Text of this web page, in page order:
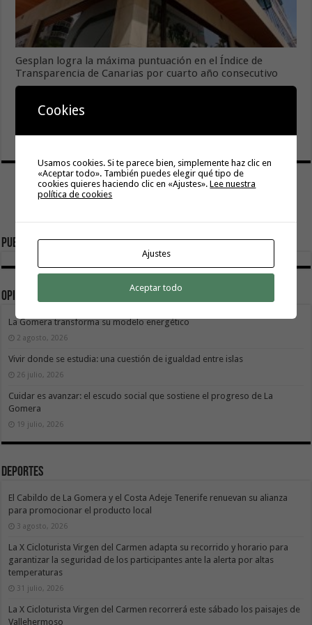
Gesplan logra la máxima puntuación en el Índice de
Transparencia de Canarias por cuarto año consecutivo
6 agosto, 2026
El Gobierno canario concede ayudas del POSEICAN-Pesca
al sector por valor de 7,09 M€ tras aumentar las cuantías
6 agosto, 2026
Publicidad
Opinión
La Gomera transforma su modelo energético
2 agosto, 2026
Vivir donde se estudia: una cuestión de igualdad entre islas
26 julio, 2026
Cuidar es avanzar: el escudo social que sostiene el progreso de La
Gomera
19 julio, 2026
Deportes
El Cabildo de La Gomera y el Costa Adeje Tenerife renuevan su alianza
para promocionar el producto local
3 agosto, 2026
La X Cicloturista Virgen del Carmen adapta su recorrido y horario para
garantizar la seguridad de los participantes ante la alerta por altas
temperaturas
31 julio, 2026
La X Cicloturista Virgen del Carmen recorrerá este sábado los paisajes de
Vallehermoso
Cookies
Usamos cookies. Si te parece bien, simplemente haz clic en
«Aceptar todo». También puedes elegir qué tipo de
cookies quieres haciendo clic en «Ajustes».Lee nuestra
política de cookies
Ajustes
Aceptar todo